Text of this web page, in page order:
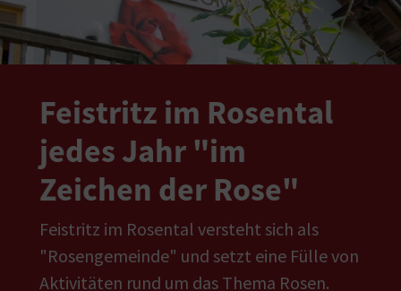
Feistritz im Rosental
jedes Jahr "im
Zeichen der Rose"
Feistritz im Rosental versteht sich als
"Rosengemeinde" und setzt eine Fülle von
Aktivitäten rund um das Thema Rosen.